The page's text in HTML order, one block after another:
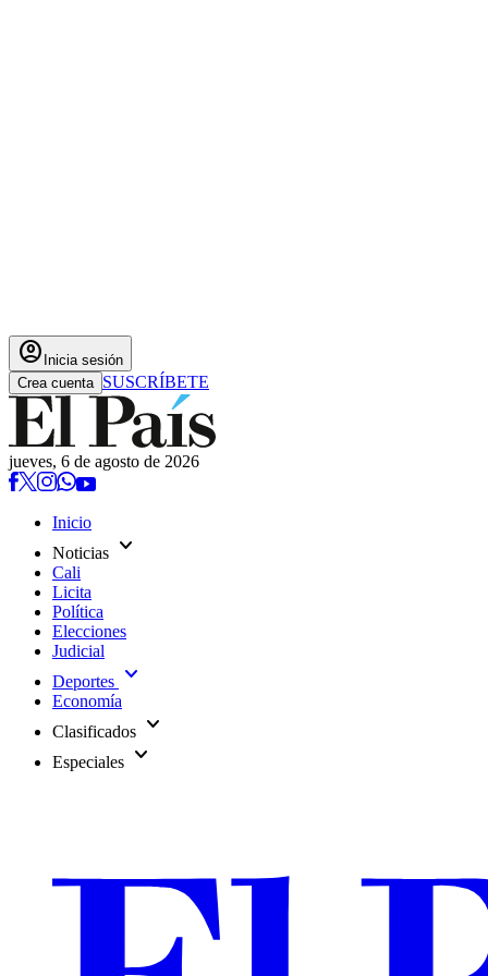
account_circle Inicia sesión
Crea cuenta SUSCRÍBETE
jueves, 6 de agosto de 2026
Inicio
Noticias expand_more
Cali
Licita
Política
Elecciones
Judicial
Deportes expand_more
Economía
Clasificados expand_more
Especiales expand_more